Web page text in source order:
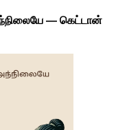
— கெட்டான்